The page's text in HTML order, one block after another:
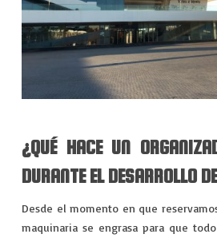
¿QUÉ HACE UN
DURANTE EL DESARROLLO
Desde el momento en que
maquinaria se engrasa para que